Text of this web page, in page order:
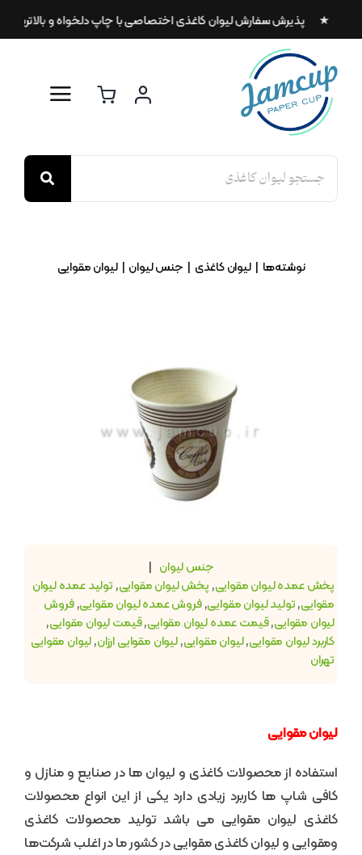
to
★ پذیرش سفارش لیوان کاغذی اختصاصی با چاپ دلخواه و بالاترین
Search
for:
نوشته‌ها لیوان کاغذی جنس لیوان لیوان مقوایی
جنس لیوان |
پخش عمده لیوان مقوایی, پخش لیوان مقوایی, تولید عمده لیوان
مقوایی,تولید لیوان مقوایی,فروش عمده لیوان مقوایی,فروش
لیوان مقوایی,قیمت عمده لیوان مقوایی,قیمت لیوان مقوایی,
کاربرد لیوان مقوایی,لیوان مقوایی,لیوان مقوایی ارزان,لیوان مقوایی
تهران
لیوان مقوایی
استفاده از محصولات کاغذی و لیوان ها در صنایع و منازل و
کافی شاپ ها کاربرد زیادی دارد یکی از این انواع محصولات
کاغذی لیوان مقوایی می باشد تولید محصولات کاغذی
ومقوایی و لیوان کاغذی مقوایی در کشور ما در اغلب شرکت‌ها